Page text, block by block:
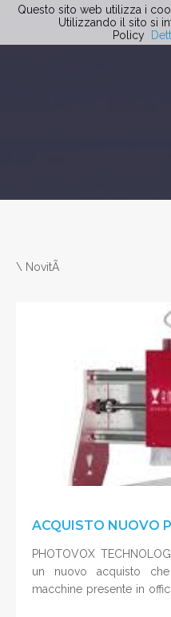
\ NovitÃ
ACQUISTO NUOVO
PHOTOVOX
un nuovo acquisto
macchine presente in
Questo sito web utilizza i
Utilizzando il sito si
Policy